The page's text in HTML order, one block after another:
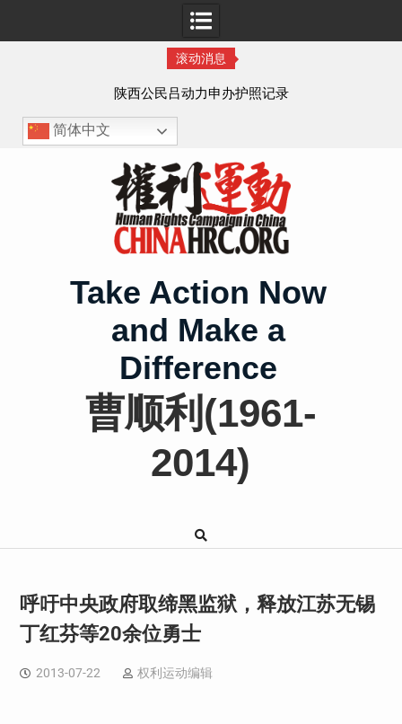
滚动消息
陕西公民吕动力申办护照记录
简体中文
Take Action Now
and Make a
Difference
曹顺利(1961-
2014)
呼吁中央政府取缔黑监狱，释放江苏无锡
丁红芬等20余位勇士
2013-07-22 权利运动编辑